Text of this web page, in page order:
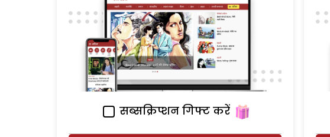
सब्सक्रिप्शन गिफ्ट करें